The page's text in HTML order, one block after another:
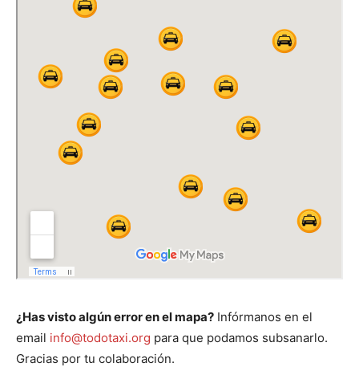
¿Has visto algún error en el mapa? Infórmanos en el
email info@todotaxi.org para que podamos subsanarlo.
Gracias por tu colaboración.